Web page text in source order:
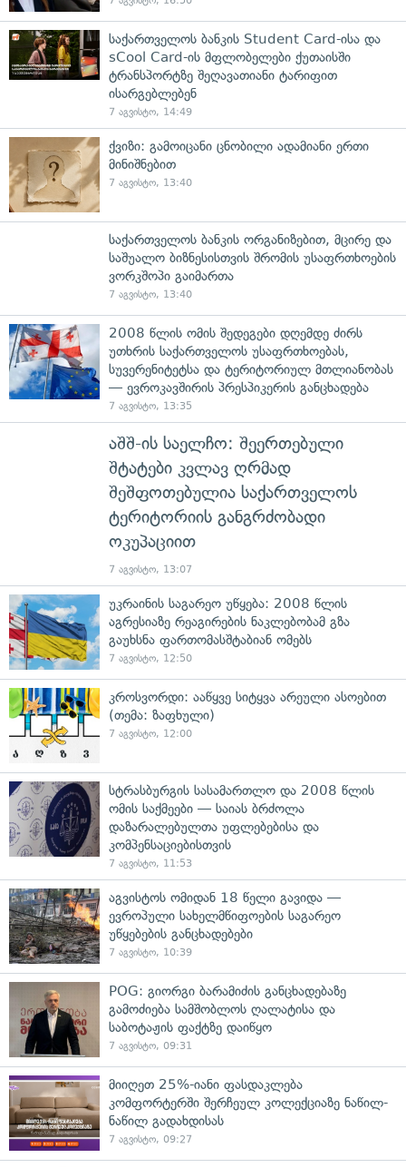
საქართველოს ბანკის Student Card-ისა და
sCool Card-ის მფლობელები ქუთაისში
ტრანსპორტზე შეღავათიანი ტარიფით
ისარგებლებენ
7 აგვისტო, 14:49
ქვიზი: გამოიცანი ცნობილი ადამიანი ერთი
მინიშნებით
7 აგვისტო, 13:40
საქართველოს ბანკის ორგანიზებით, მცირე და
საშუალო ბიზნესისთვის შრომის უსაფრთხოების
ვორკშოპი გაიმართა
7 აგვისტო, 13:40
2008 წლის ომის შედეგები დღემდე ძირს
უთხრის საქართველოს უსაფრთხოებას,
სუვერენიტეტსა და ტერიტორიულ მთლიანობას
— ევროკავშირის პრესპიკერის განცხადება
7 აგვისტო, 13:35
აშშ-ის საელჩო: შეერთებული
შტატები კვლავ ღრმად
შეშფოთებულია საქართველოს
ტერიტორიის განგრძობადი
ოკუპაციით
7 აგვისტო, 13:07
უკრაინის საგარეო უწყება: 2008 წლის
აგრესიაზე რეაგირების ნაკლებობამ გზა
გაუხსნა ფართომასშტაბიან ომებს
7 აგვისტო, 12:50
კროსვორდი: ააწყვე სიტყვა არეული ასოებით
(თემა: ზაფხული)
7 აგვისტო, 12:00
სტრასბურგის სასამართლო და 2008 წლის
ომის საქმეები — საიას ბრძოლა
დაზარალებულთა უფლებებისა და
კომპენსაციებისთვის
7 აგვისტო, 11:53
აგვისტოს ომიდან 18 წელი გავიდა —
ევროპული სახელმწიფოების საგარეო
უწყებების განცხადებები
7 აგვისტო, 10:39
POG: გიორგი ბარამიძის განცხადებაზე
გამოძიება სამშობლოს ღალატისა და
საბოტაჟის ფაქტზე დაიწყო
7 აგვისტო, 09:31
მიიღეთ 25%-იანი ფასდაკლება
კომფორტერში შერჩეულ კოლექციაზე ნაწილ-
ნაწილ გადახდისას
7 აგვისტო, 09:27